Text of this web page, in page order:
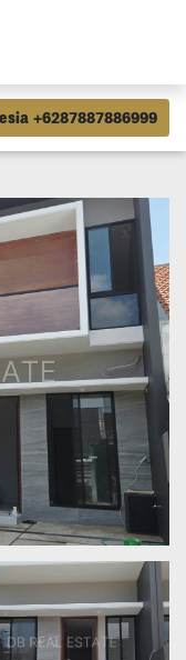
+6287887886999